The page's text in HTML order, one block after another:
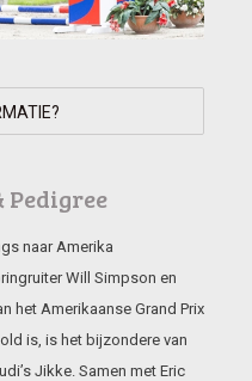
naar Amerika
Will Simpson en
het Amerikaanse Grand Prix
is, is het bijzondere van
Jikke. Samen met Eric